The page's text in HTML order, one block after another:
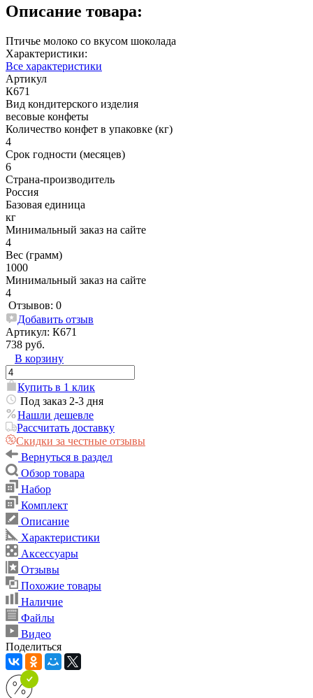
Описание товара:
Птичье молоко со вкусом шоколада
Характеристики:
Все характеристики
Артикул
К671
Вид кондитерского изделия
весовые конфеты
Количество конфет в упаковке (кг)
4
Срок годности (месяцев)
6
Страна-производитель
Россия
Базовая единица
кг
Минимальный заказ на сайте
4
Вес (грамм)
1000
Минимальный заказ на сайте
4
Отзывов: 0
Добавить отзыв
Артикул: К671
738 руб.
В корзину
Купить в 1 клик
Под заказ 2-3 дня
Нашли дешевле
Рассчитать доставку
Скидки за честные отзывы
Вернуться в раздел
Обзор товара
Набор
Комплект
Описание
Характеристики
Аксессуары
Отзывы
Похожие товары
Наличие
Файлы
Видео
Поделиться